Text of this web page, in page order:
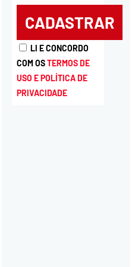
LI E CONCORDO
COM OSTERMOS DE
USO E POLÍTICA DE
PRIVACIDADE